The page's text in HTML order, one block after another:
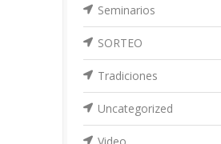
Seminarios
SORTEO
Tradiciones
Uncategorized